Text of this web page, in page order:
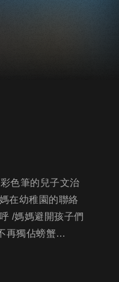
色筆的兒子文治
在幼稚園的聯絡
/媽媽避開孩子們
再獨佔螃蟹…